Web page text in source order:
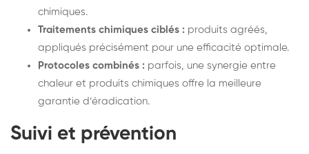
chimiques.
Traitements chimiques ciblés : produits agréés,
appliqués précisément pour une efficacité optimale.
Protocoles combinés : parfois, une synergie entre
chaleur et produits chimiques offre la meilleure
garantie d’éradication.
Suivi et prévention